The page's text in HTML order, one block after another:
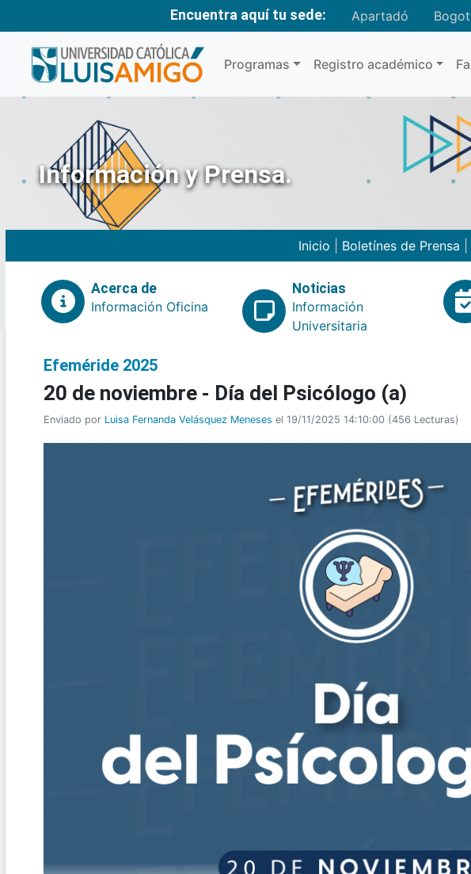
Encuentra aquí tu sede: Apartadó
Programas Registro académico
Información y Prensa.
Inicio Boletínes de Prensa
Acerca de
Información Oficina
Noticias
Información
Universitaria
Efeméride 2025
20 de noviembre - Día del Psicólogo (a)
Enviado por Luisa Fernanda Velásquez Meneses el 19/11/2025 14:10:00 (456 Lecturas)